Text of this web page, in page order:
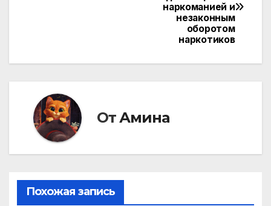
наркоманией и
незаконным
оборотом
наркотиков
ОтАмина
Похожая запись